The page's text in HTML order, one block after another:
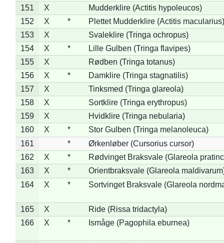
151
X
Mudderklire (Actitis hypoleucos)
152
X *
Plettet Mudderklire (Actitis macularius)
153
X
Svaleklire (Tringa ochropus)
154
X *
Lille Gulben (Tringa flavipes)
155
X
Rødben (Tringa totanus)
156
X *
Damklire (Tringa stagnatilis)
157
X
Tinksmed (Tringa glareola)
158
X
Sortklire (Tringa erythropus)
159
X
Hvidklire (Tringa nebularia)
160
X *
Stor Gulben (Tringa melanoleuca)
161
*
Ørkenløber (Cursorius cursor)
162
X *
Rødvinget Braksvale (Glareola
163
X *
Orientbraksvale (Glareola
164
X * Sortvinget Braksvale (Glareola
165 X
Ride (Rissa tridactyla)
166
X * Ismåge (Pagophila eburnea)